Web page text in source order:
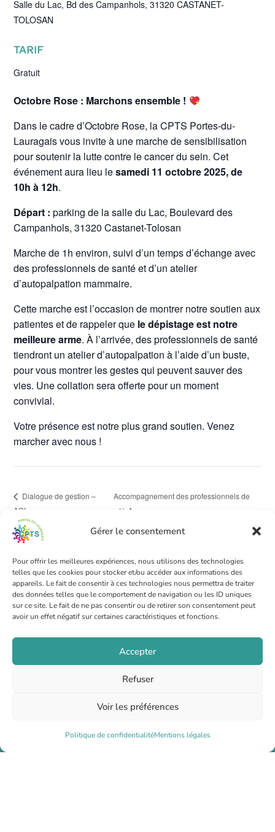
Gérer le consentement
Pour offrir les meilleures expériences, nous utilisons des technologies
telles que les cookies pour stocker et/ou accéder aux informations des
appareils. Le fait de consentir à ces technologies nous permettra de traiter
des données telles que le comportement de navigation ou les ID uniques
sur ce site. Le fait de ne pas consentir ou de retirer son consentement peut
avoir un effet négatif sur certaines caractéristiques et fonctions.
Accepter
Refuser
Voir les préférences
Politique de confidentialitéMentions légales
Salle du Lac, Bd des Campanhols, 31320 CASTANET-
TOLOSAN
TARIF
Gratuit
Octobre Rose : Marchons ensemble !
Dans le cadre d’Octobre Rose, la CPTS Portes-du-
Lauragais vous invite à une marche de sensibilisation
pour soutenir la lutte contre le cancer du sein. Cet
événement aura lieu lesamedi 11 octobre 2025, de
10h à 12h.
Départ : parking de la salle du Lac, Boulevard des
Campanhols, 31320 Castanet-Tolosan
Marche de 1h environ, suivi d’un temps d’échange avec
des professionnels de santé et d’un atelier
d’autopalpation mammaire.
Cette marche est l’occasion de montrer notre soutien aux
patientes et de rappeler que le dépistage est notre
meilleure arme. À l’arrivée, des professionnels de santé
tiendront un atelier d’autopalpation à l’aide d’un buste,
pour vous montrer les gestes qui peuvent sauver des
vies. Une collation sera offerte pour un moment
convivial.
Votre présence est notre plus grand soutien. Venez
marcher avec nous !
Dialogue de gestion –
ACI
Accompagnement des professionnels de
santé
CPTS PORTES DU LAURAGAIS
6 rue Jean Ingres 31320 Castanet Tolosan
Secrétariat : 07 66 77 34 63
Professionnels de santé